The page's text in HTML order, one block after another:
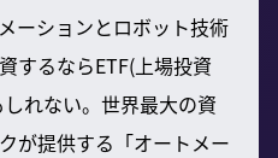
ーションとロボット技術
するならETF(上場投資
れない。世界最大の資
が提供する「オートメー